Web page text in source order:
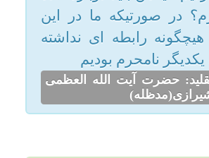
صورت نگرفته، شما مطلقه هستید
و دیگر عدّه لازم نیست زیرا عده
طلاق سه بار عادت زنانه شدن پس
از اجرای صیغه طلاق زن در پاکی
هست و ثبت نشدن در شناسنامه
خللی در اصل طلاق ایجاد نمیکند.
یاحقّ.